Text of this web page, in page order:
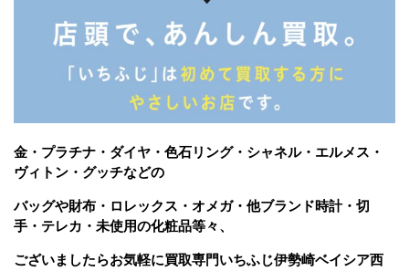
金・プラチナ・ダイヤ・色石リング・シャネル・エルメス・
ヴィトン・グッチなどの
バッグや財布・ロレックス・オメガ・他ブランド時計・切
手・テレカ・未使用の化粧品等々、
ございましたらお気軽に買取専門いちふじ伊勢崎ベイシア西